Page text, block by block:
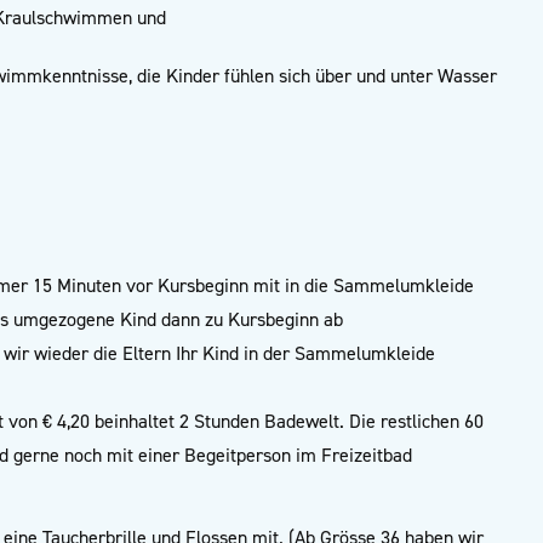
und
die Kinder fühlen sich über und unter Wasser
15 Minuten vor Kursbeginn mit in die Sammelumkleide
umgezogene Kind dann zu Kursbeginn ab
wieder die Eltern Ihr Kind in der Sammelumkleide
€ 4,20 beinhaltet 2 Stunden Badewelt. Die restlichen 60
gerne noch mit einer Begeitperson im Freizeitbad
Taucherbrille und Flossen mit. (Ab Grösse 36 haben wir